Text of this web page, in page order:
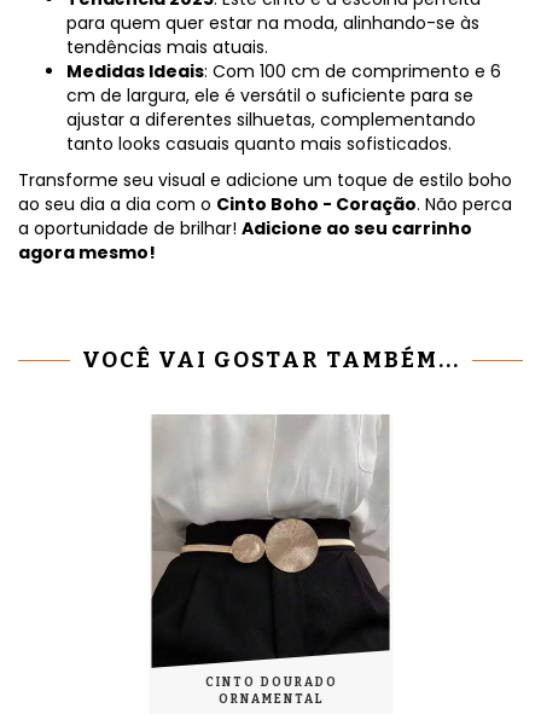
para quem quer estar na moda, alinhando-se às
tendências mais atuais.
Medidas Ideais: Com 100 cm de comprimento e 6
cm de largura, ele é versátil o suficiente para se
ajustar a diferentes silhuetas, complementando
tanto looks casuais quanto mais sofisticados.
Transforme seu visual e adicione um toque de estilo boho
ao seu dia a dia com o Cinto Boho - Coração. Não perca
a oportunidade de brilhar! Adicione ao seu carrinho
agora mesmo!
VOCÊ VAI GOSTAR TAMBÉM...
CINTO DOURADO
ORNAMENTAL